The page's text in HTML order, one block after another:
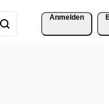
Anmelden